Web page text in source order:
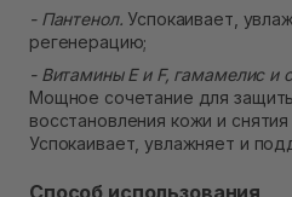
- Пантенол. Успокаивает,
регенерацию;
- Витамины E и F, гамамелис и
Мощное сочетание для
восстановления кожи и
Успокаивает, увлажняет и